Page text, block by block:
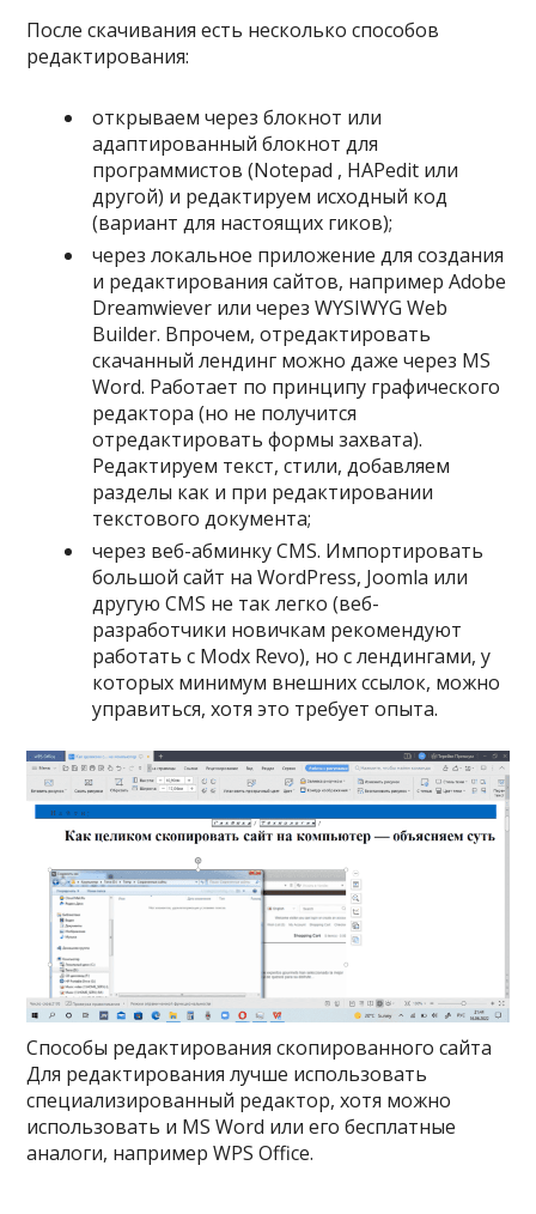
После скачивания есть несколько способов
редактирования:
открываем через блокнот или
адаптированный блокнот для
программистов (Notepad , HAPedit или
другой) и редактируем исходный код
(вариант для настоящих гиков);
через локальное приложение для создания
и редактирования сайтов, например Adobe
Dreamwiever или через WYSIWYG Web
Builder. Впрочем, отредактировать
скачанный лендинг можно даже через MS
Word. Работает по принципу графического
редактора (но не получится
отредактировать формы захвата).
Редактируем текст, стили, добавляем
разделы как и при редактировании
текстового документа;
через веб-абминку CMS. Импортировать
большой сайт на WordPress, Joomla или
другую CMS не так легко (веб-
разработчики новичкам рекомендуют
работать с Modx Revo), но с лендингами, у
которых минимум внешних ссылок, можно
управиться, хотя это требует опыта.
Способы редактирования скопированного сайта
Для редактирования лучше использовать
специализированный редактор, хотя можно
использовать и MS Word или его бесплатные
аналоги, например WPS Office.